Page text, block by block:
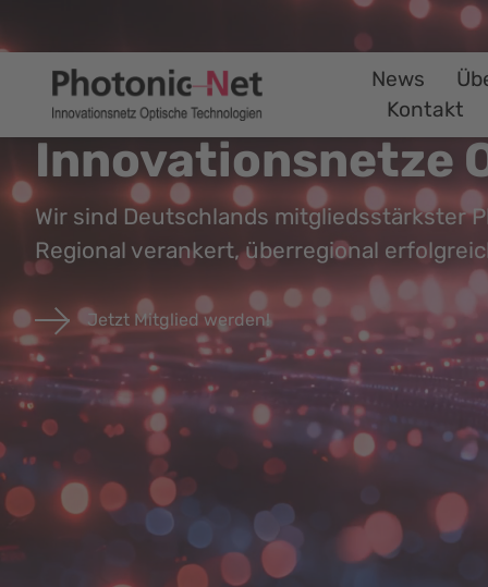
News
Kontakt
Innovationsnetze
Wir sind Deutschlands mitgliedsstärkster
Regional verankert, überregional
Jetzt Mitglied werden!